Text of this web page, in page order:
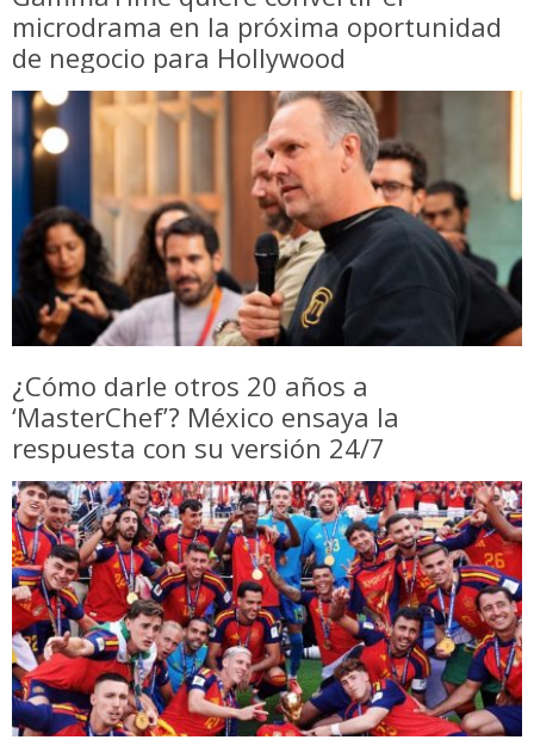
microdrama en la próxima oportunidad
de negocio para Hollywood
¿Cómo darle otros 20 años a
‘MasterChef’? México ensaya la
respuesta con su versión 24/7